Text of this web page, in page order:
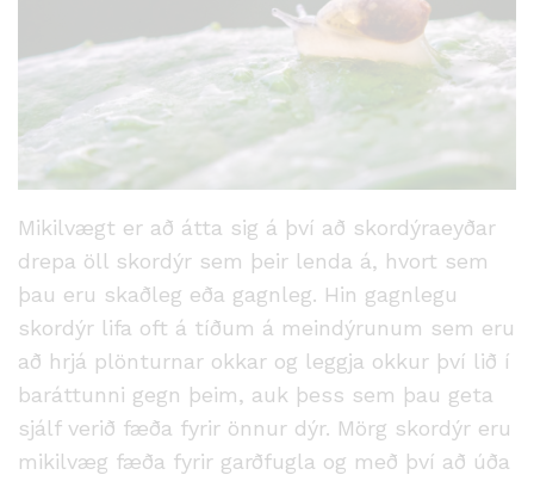
Mikilvægt er að átta sig á því að skordýraeyðar
drepa öll skordýr sem þeir lenda á, hvort sem
þau eru skaðleg eða gagnleg. Hin gagnlegu
skordýr lifa oft á tíðum á meindýrunum sem eru
að hrjá plönturnar okkar og leggja okkur því lið í
baráttunni gegn þeim, auk þess sem þau geta
sjálf verið fæða fyrir önnur dýr. Mörg skordýr eru
mikilvæg fæða fyrir garðfugla og með því að úða